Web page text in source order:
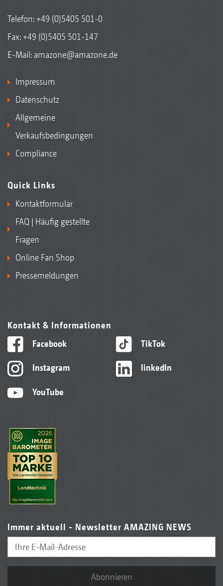
Telefon:+49 (0)5405 501-0
Fax: +49 (0)5405 501-147
E-Mail: amazone@amazone.de
Impressum
Datenschutz
Allgemeine
Verkaufsbedingungen
Compliance
Quick Links
Kontaktformular
FAQ | Häufig gestellte
Fragen
Online Fan Shop
Pressemeldungen
Kontakt & Informationen
Facebook
Instagram
YouTube
TikTok
linkedIn
Immer aktuell - Newsletter AMAZING NEWS
Abonnieren